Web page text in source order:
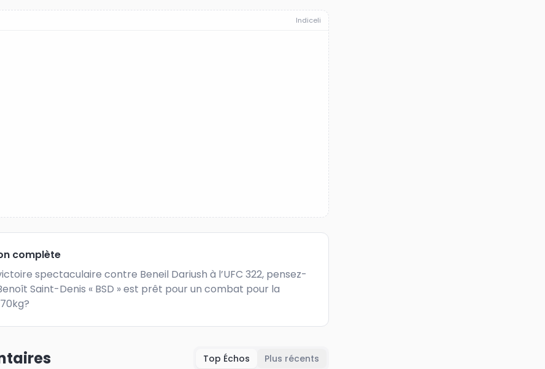
Indiceli
complète
spectaculaire contre Beneil Dariush à l’UFC 322, pensez-
Saint-Denis « BSD » est prêt pour un combat pour la
Top Échos Plus récents